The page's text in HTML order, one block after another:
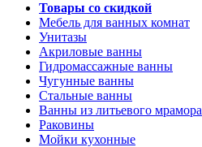
Товары со скидкой
Мебель для ванных комнат
Унитазы
Акриловые ванны
Гидромассажные ванны
Чугунные ванны
Стальные ванны
Ванны из литьевого мрамора
Раковины
Мойки кухонные